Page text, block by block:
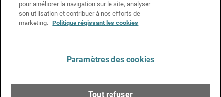
Politique de confidentialité
Charte Graphique
pour améliorer la navigation sur le site, analyser
son utilisation et contribuer à nos efforts de
marketing. Politique régissant les cookies
Paramètres des cookies
Tout refuser